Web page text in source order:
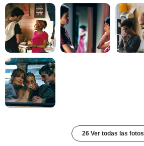
26 Ver todas las fotos